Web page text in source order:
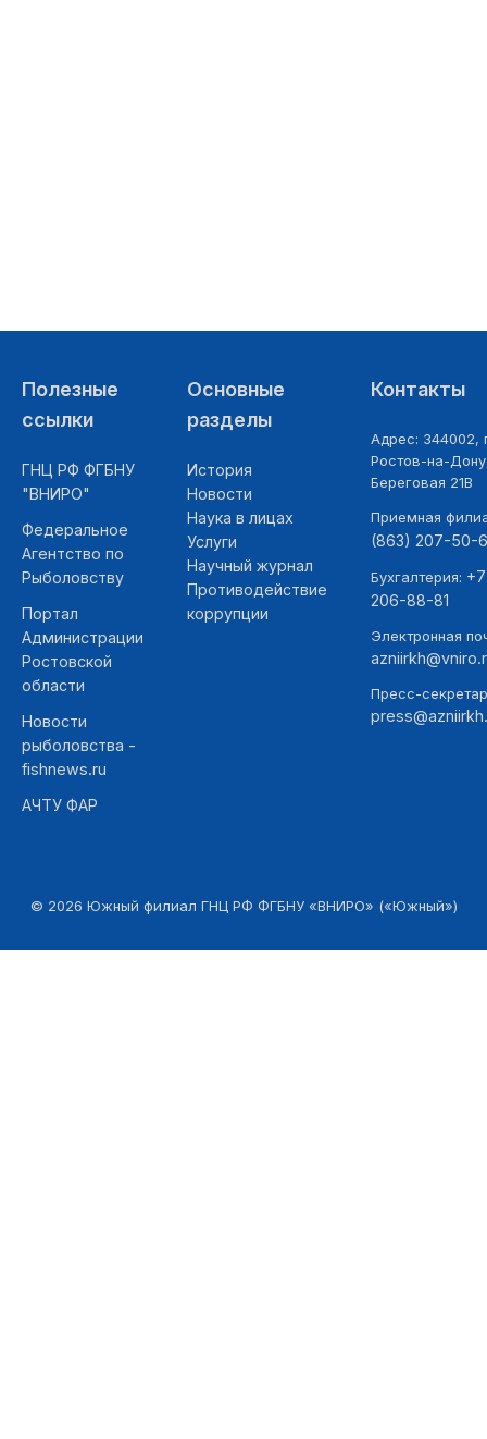
Полезные
ссылки
ГНЦ РФ ФГБНУ
"ВНИРО"
Федеральное
Агентство по
Рыболовству
Портал
Администрации
Ростовской
области
Новости
рыболовства -
fishnews.ru
АЧТУ ФАР
Основные
разделы
История
Новости
Наука в лицах
Услуги
Научный журнал
Противодействие
коррупции
Контакты
Адрес: 344002,
Ростов-на-
Береговая 21В
Приемная
(863) 207-50-
Бухгалтерия:
206-88-81
Электронная
Пресс-
© 2026 Южный филиал ГНЦ РФ ФГБНУ «ВНИРО» («Южный»)